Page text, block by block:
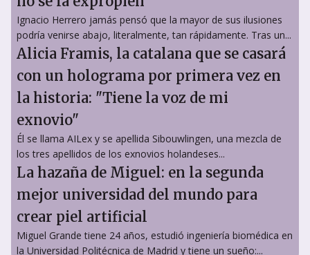
Ignacio Herrero jamás pensó que la mayor de sus ilusiones
podría venirse abajo, literalmente, tan rápidamente. Tras un...
Alicia Framis, la catalana que se casará
con un holograma por primera vez en
la historia: "Tiene la voz de mi
exnovio"
Él se llama AILex y se apellida Sibouwlingen, una mezcla de
los tres apellidos de los exnovios holandeses...
La hazaña de Miguel: en la segunda
mejor universidad del mundo para
crear piel artificial
Miguel Grande tiene 24 años, estudió ingeniería biomédica en
la Universidad Politécnica de Madrid y tiene un sueño:...